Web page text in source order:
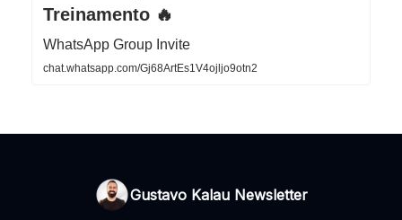
Treinamento 🔥
WhatsApp Group Invite
chat.whatsapp.com/Gj68ArtEs1V4ojljo9otn2
Gustavo Kalau Newsletter